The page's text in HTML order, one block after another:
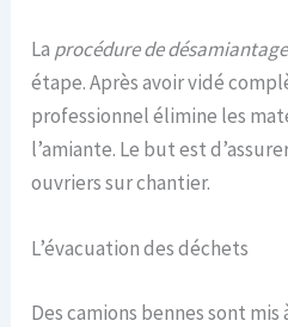
La procédure de désamiantage
étape. Après avoir vidé
professionnel élimine les
l’amiante. Le but est
ouvriers sur chantier.
L’évacuation des déchets
Des camions bennes sont